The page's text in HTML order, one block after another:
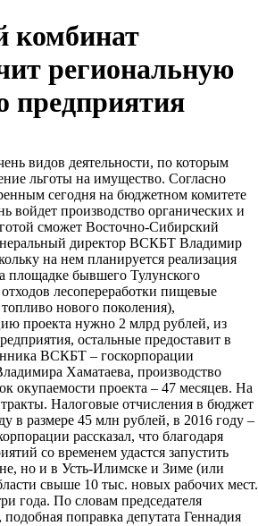
комбинат
региональную
предприятия
видов деятельности, по которым
льготы на имущество. Согласно
сегодня на бюджетном комитете
войдет производство органических и
сможет Восточно-Сибирский
директор ВСКБТ Владимир
на нем планируется реализация
площадке бывшего Тулунского
лесопереработки пищевые
нового поколения),
проекта нужно 2 млрд рублей, из
остальные предоставит в
ВСКБТ – госкорпорации
Хаматаева, производство
окупаемости проекта – 47 месяцев. На
Налоговые отчисления в бюджет
в размере 45 млн рублей, в 2016 году –
рассказал, что благодаря
со временем удастся запустить
но и в Усть-Илимске и Зиме (или
свыше 10 тыс. новых рабочих мест.
года. По словам председателя
поправка депутата Геннадия